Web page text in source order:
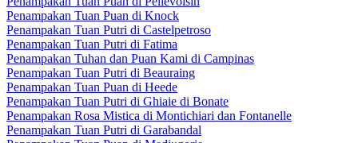
Penampakan Tuan Puan di Knock
Penampakan Tuan Putri di Castelpetroso
Penampakan Tuan Putri di Fatima
Penampakan Tuhan dan Puan Kami di Campinas
Penampakan Tuan Putri di Beauraing
Penampakan Tuan Puan di Heede
Penampakan Tuan Putri di Ghiaie di Bonate
Penampakan Rosa Mistica di Montichiari dan Fontanelle
Penampakan Tuan Putri di Garabandal